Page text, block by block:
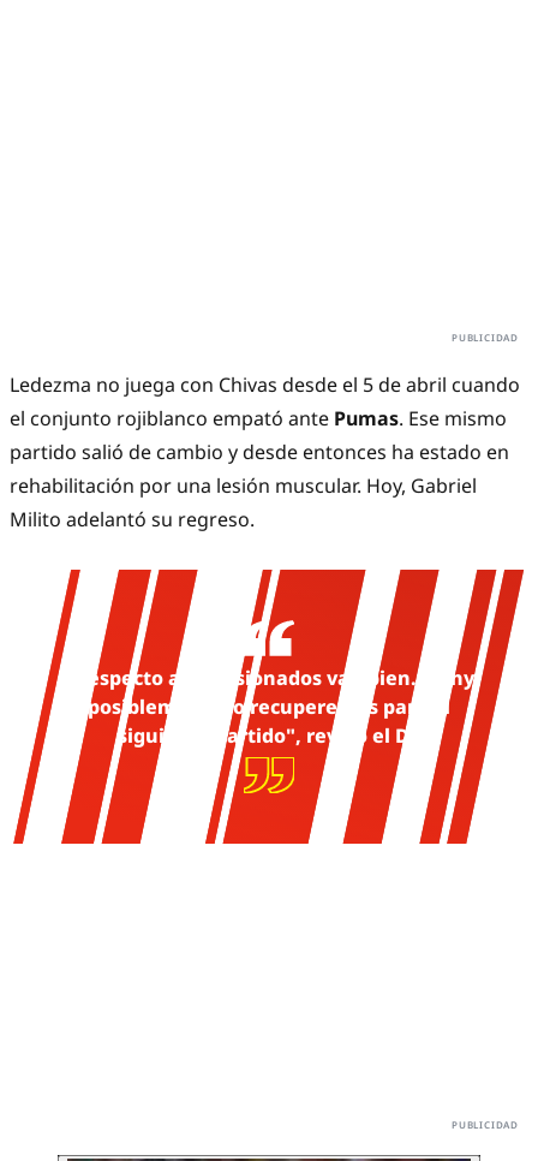
Ledezma no juega con Chivas desde el 5 de abril cuando
el conjunto rojiblanco empató ante Pumas. Ese mismo
partido salió de cambio y desde entonces ha estado en
rehabilitación por una lesión muscular. Hoy, Gabriel
Milito adelantó su regreso.
“Respecto a los lesionados van bien. Richy
posiblemente lo recuperemos para el
siguiente partido", reveló el DT